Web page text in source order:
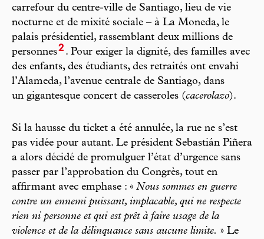
carrefour du centre-ville de Santiago, lieu de vie
nocturne et de mixité sociale – à La Moneda, le
palais présidentiel, rassemblant deux millions de
personnes2 . Pour exiger la dignité, des familles avec
des enfants, des étudiants, des retraités ont envahi
l’Alameda, l’avenue centrale de Santiago, dans
un gigantesque concert de casseroles (cacerolazo).
Si la hausse du ticket a été annulée, la rue ne s’est
pas vidée pour autant. Le président Sebastián Piñera
a alors décidé de promulguer l’état d’urgence sans
passer par l’approbation du Congrès, tout en
affirmant avec emphase : « Nous sommes en guerre
contre un ennemi puissant, implacable, qui ne respecte
rien ni personne et qui est prêt à faire usage de la
violence et de la délinquance sans aucune limite. » Le